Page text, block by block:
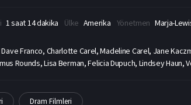
1 saat 14 dakika Ülke Amerika Yönetmen Marja-
Franco, Charlotte Carel, Madeline Carel, Jane
Rounds, Lisa Berman, Felicia Dupuch, Lindsey Haun,
Dram Filmleri